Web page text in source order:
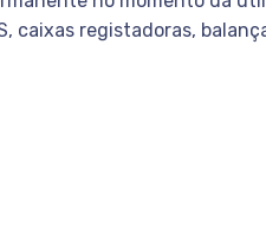
caixas registadoras,